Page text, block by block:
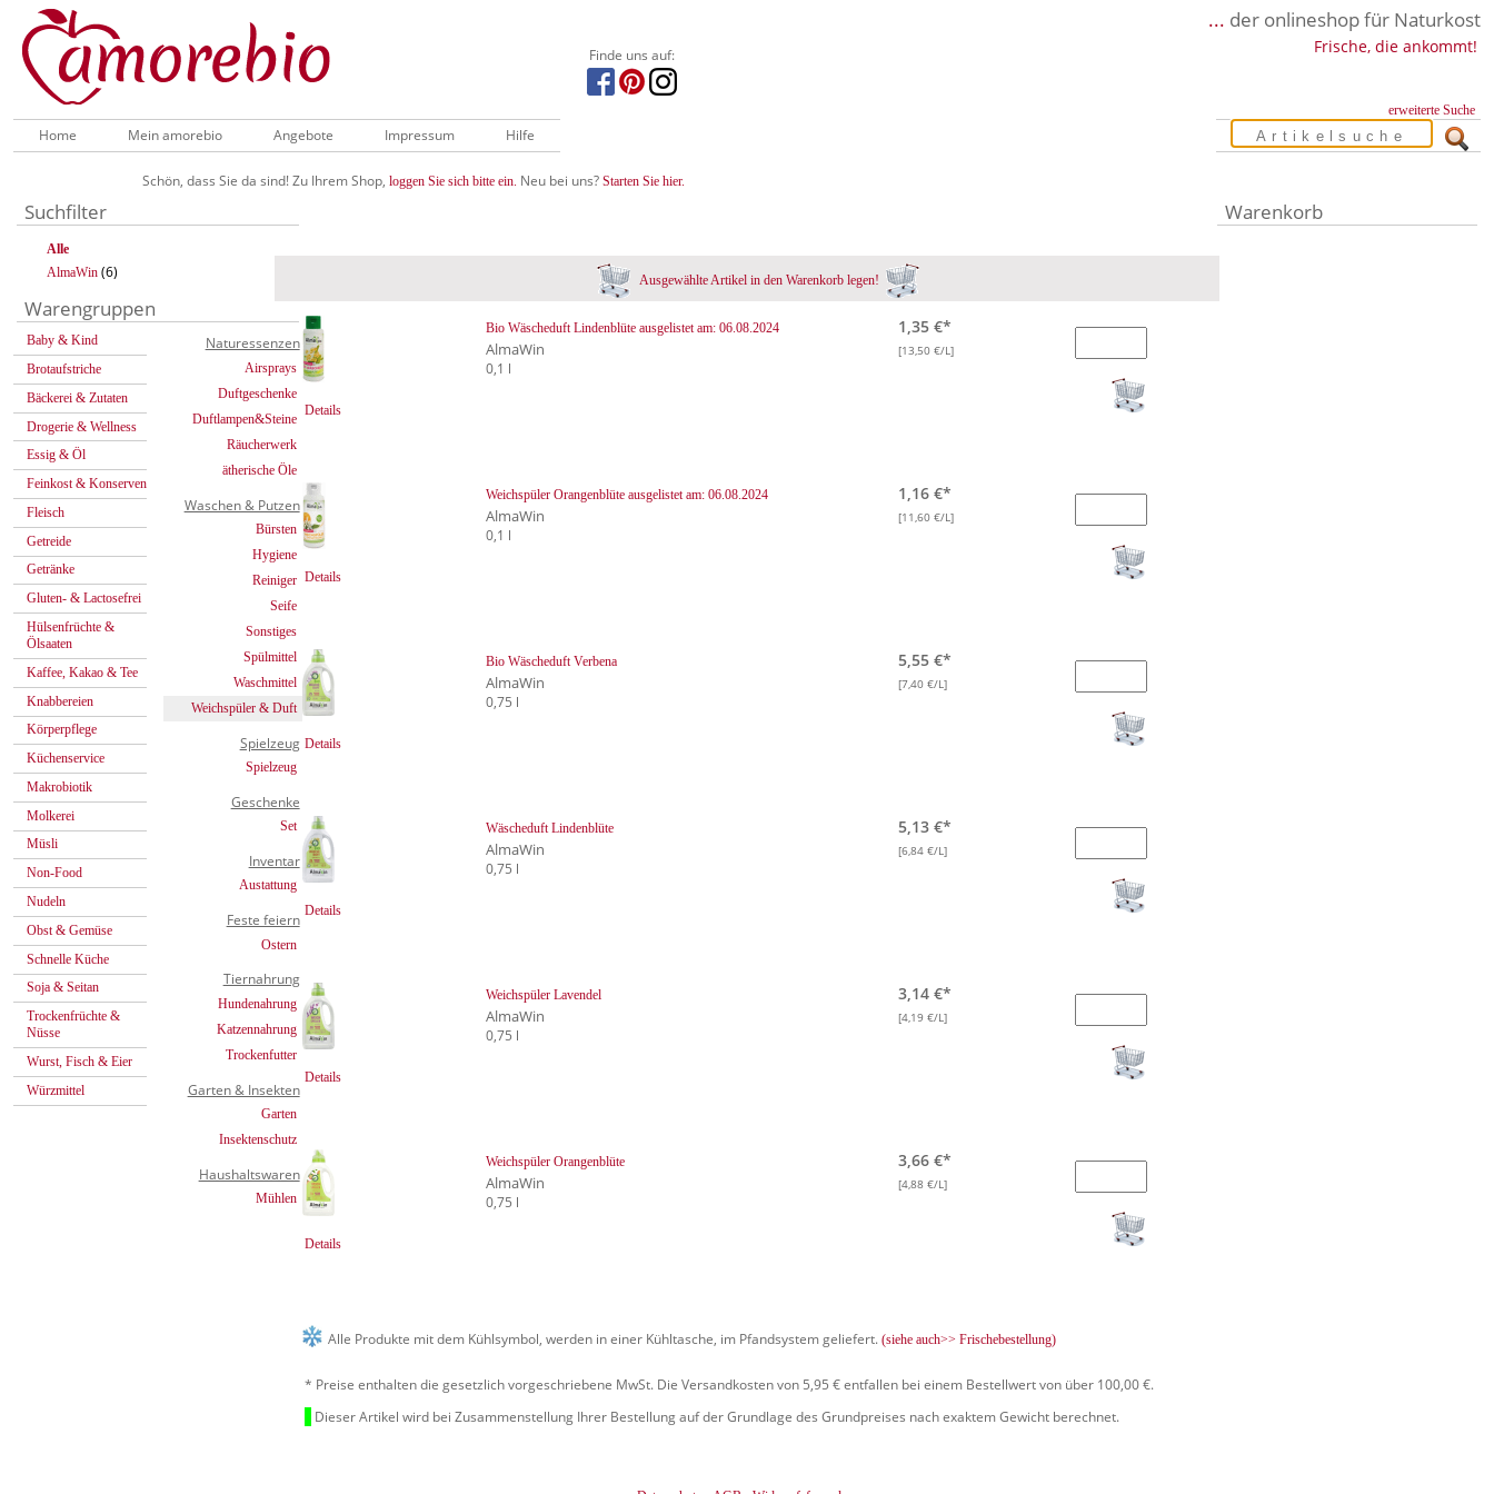
Finde uns auf:
... der onlineshop für Naturkost
Frische, die ankommt!
erweiterte Suche
Home Mein amorebio Angebote Impressum Hilfe
Schön, dass Sie da sind! Zu Ihrem Shop, loggen Sie sich bitte ein. Neu bei uns? Starten Sie hier.
Suchfilter
Alle
AlmaWin (6)
Warengruppen
Baby & Kind
Brotaufstriche
Bäckerei & Zutaten
Drogerie & Wellness
Essig & Öl
Feinkost & Konserven
Fleisch
Getreide
Getränke
Gluten- & Lactosefrei
Hülsenfrüchte &
Ölsaaten
Kaffee, Kakao & Tee
Knabbereien
Körperpflege
Küchenservice
Makrobiotik
Molkerei
Müsli
Non-Food
Nudeln
Obst & Gemüse
Schnelle Küche
Soja & Seitan
Trockenfrüchte &
Nüsse
Wurst, Fisch & Eier
Würzmittel
Naturessenzen
Airsprays
Duftgeschenke
Duftlampen&Steine
Räucherwerk
ätherische Öle
Waschen & Putzen
Bürsten
Hygiene
Reiniger
Seife
Sonstiges
Spülmittel
Waschmittel
Weichspüler & Duft
Spielzeug
Spielzeug
Geschenke
Set
Inventar
Austattung
Feste feiern
Ostern
Tiernahrung
Hundenahrung
Katzennahrung
Trockenfutter
Garten & Insekten
Garten
Insektenschutz
Haushaltswaren
Mühlen
Warenkorb
Ausgewählte Artikel in den Warenkorb legen!
Details
Bio Wäscheduft Lindenblüte ausgelistet am: 06.08.2024
AlmaWin
0,1 l
1,35 €*
[13,50 €/L]
Details
Weichspüler Orangenblüte ausgelistet am: 06.08.2024
AlmaWin
0,1 l
1,16 €*
[11,60 €/L]
Details
Bio Wäscheduft Verbena
AlmaWin
0,75 l
5,55 €*
[7,40 €/L]
Details
Wäscheduft Lindenblüte
AlmaWin
0,75 l
5,13 €*
[6,84 €/L]
Details
Weichspüler Lavendel
AlmaWin
0,75 l
3,14 €*
[4,19 €/L]
Details
Weichspüler Orangenblüte
AlmaWin
0,75 l
3,66 €*
[4,88 €/L]
Alle Produkte mit dem Kühlsymbol, werden in einer Kühltasche, im Pfandsystem geliefert.(siehe auch>> Frischebestellung)
* Preise enthalten die gesetzlich vorgeschriebene MwSt. Die Versandkosten von 5,95 € entfallen bei einem Bestellwert von über 100,00 €.
Dieser Artikel wird bei Zusammenstellung Ihrer Bestellung auf der Grundlage des Grundpreises nach exaktem Gewicht berechnet.